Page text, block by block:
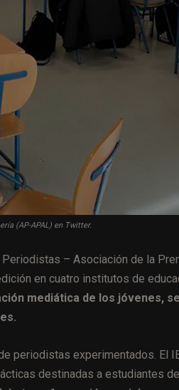
(AP-APAL) en Twitter.
– Asociación de la
en cuatro institutos de
mediática de los jóvenes,
periodistas experimentados. El
destinadas a estudiantes de